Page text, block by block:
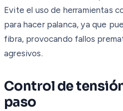
Evite el uso de herramientas
para hacer palanca, ya que
fibra, provocando fallos
agresivos.
Control de
paso